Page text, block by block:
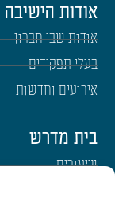
אודות הישיבה
אודות שבי חברון
בעלי תפקידים
אירועים וחדשות
בית מדרש
שיעורים